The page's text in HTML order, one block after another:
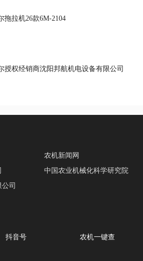
拖拉机26款6M-2104
授权经销商沈阳邦航机电设备有限公司
农机新闻网
中国农业机械化科学研究院
司
抖音号 农机一键查